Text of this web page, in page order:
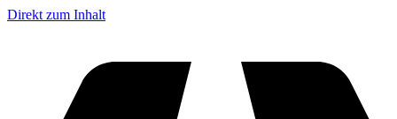
Direkt zum Inhalt